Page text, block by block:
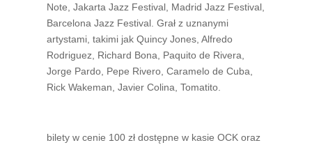
Note, Jakarta Jazz Festival, Madrid Jazz Festival,
Barcelona Jazz Festival. Grał z uznanymi
artystami, takimi jak Quincy Jones, Alfredo
Rodriguez, Richard Bona, Paquito de Rivera,
Jorge Pardo, Pepe Rivero, Caramelo de Cuba,
Rick Wakeman, Javier Colina, Tomatito.
bilety w cenie 100 zł dostępne w kasie OCK oraz